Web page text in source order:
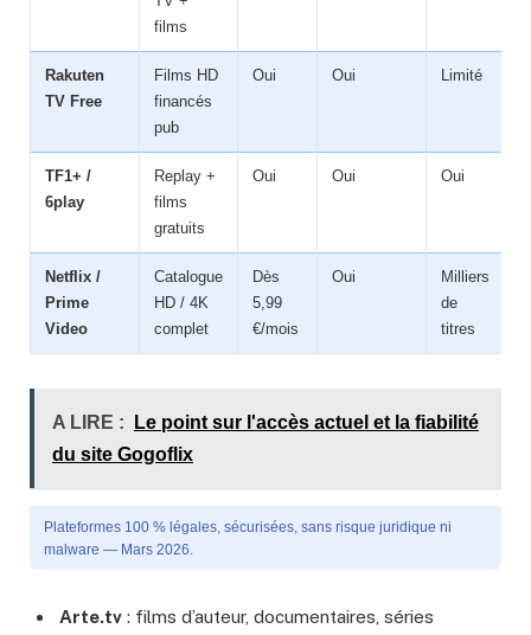
films
Rakuten
TV Free
Films HD
financés
pub
Oui Oui Limité
TF1+ /
6play
Replay +
films
gratuits
Oui Oui Oui
Netflix /
Prime
Video
Catalogue
HD / 4K
complet
Dès
5,99
€/mois
Oui
Milliers
de
titres
A LIRE :
Le point sur l'accès actuel et la fiabilité
du site Gogoflix
Plateformes 100 % légales, sécurisées, sans risque juridique ni
malware — Mars 2026.
Arte.tv : films d’auteur, documentaires, séries